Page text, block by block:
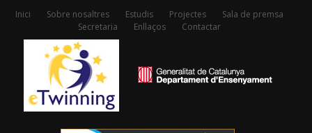
Inici Sobre nosaltres Estudis Projectes
Sala de premsa
Secretaria
Enllaços Contactar